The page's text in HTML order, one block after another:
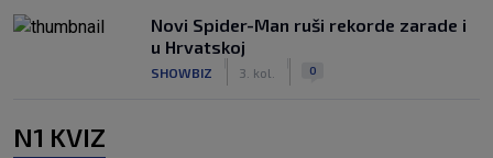
Novi Spider-Man ruši rekorde zarade i
u Hrvatskoj
SHOWBIZ 3. kol. 0
N1 KVIZ